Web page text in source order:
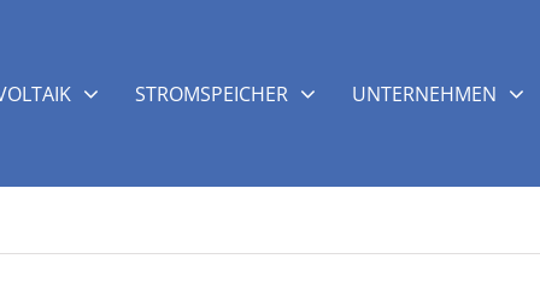
STROMSPEICHER UNTERNEHMEN